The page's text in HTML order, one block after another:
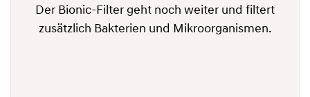
Der Bionic-Filter geht noch weiter und filtert
zusätzlich Bakterien und Mikroorganismen.